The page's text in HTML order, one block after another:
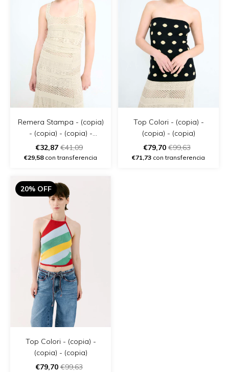
Remera Stampa - (copia)
- (copia) - (copia) -
(copia) - (copia) - (copia)
€32,87 €41,09
€29,58con transferencia
Top Colori - (copia) -
(copia) - (copia)
€79,70 €99,63
€71,73 con transferencia
20% OFF
Top Colori - (copia) -
(copia) - (copia)
€79,70 €99,63